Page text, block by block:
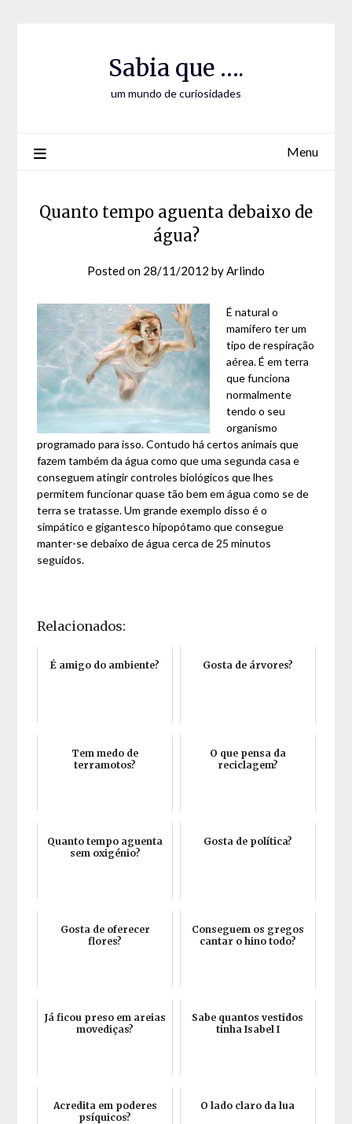
Sabia que ….
um mundo de curiosidades
Menu
Quanto tempo aguenta debaixo de
água?
Posted on 28/11/2012 byArlindo
É natural o
mamífero ter um
tipo de respiração
aérea. É em terra
que funciona
normalmente
tendo o seu
organismo
programado para isso. Contudo há certos animais que
fazem também da água como que uma segunda casa e
conseguem atingir controles biológicos que lhes
permitem funcionar quase tão bem em água como se de
terra se tratasse. Um grande exemplo disso é o
simpático e gigantesco hipopótamo que consegue
manter-se debaixo de água cerca de 25 minutos
seguidos.
Relacionados:
É amigo do ambiente? Gosta de árvores?
Tem medo de
terramotos?
O que pensa da
reciclagem?
Quanto tempo aguenta
sem oxigénio?
Gosta de política?
Gosta de oferecer
flores?
Conseguem os gregos
cantar o hino todo?
Já ficou preso em areias
movediças?
Sabe quantos vestidos
tinha Isabel I
Acredita em poderes
psíquicos?
O lado claro da lua